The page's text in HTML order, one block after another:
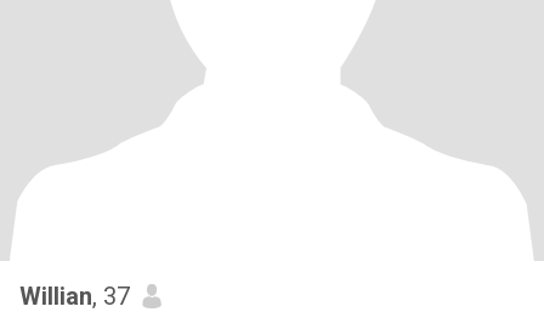
Willian, 37